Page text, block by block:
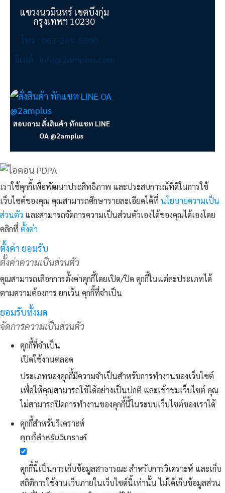
แขวงนวมินทร์ เขตบึงกุ่ม
กรุงเทพฯ 10230
โทร : 063-269-5000
อีเมล์ : info@2amplus.com
สอบถาม สั่งสินค้า ทักแชท LINE
OA @2amplus
เราใช้คุกกี้เพื่อพัฒนาประสิทธิภาพ และประสบการณ์ที่ดีในการใช้
เว็บไซต์ของคุณ คุณสามารถศึกษารายละเอียดได้ที่ นโยบายความเป็น
ส่วนตัว และสามารถจัดการความเป็นส่วนตัวเองได้ของคุณได้เองโดย
คลิกที่ ตั้งค่า
ตั้งค่า ยอมรับ
ตั้งค่าความเป็นส่วนตัว
คุณสามารถเลือกการตั้งค่าคุกกี้โดยเปิด/ปิด คุกกี้ในแต่ละประเภทได้
ตามความต้องการ ยกเว้น คุกกี้ที่จำเป็น
ยอมรับทั้งมด
จัดการความเป็นส่วนตัว
คุกกี้ที่จำเป็น
เปิดใช้งานตลอด
ประเภทของคุกกี้มีความจำเป็นสำหรับการทำงานของเว็บไซต์
เพื่อให้คุณสามารถใช้ได้อย่างเป็นปกติ และเข้าชมเว็บไซต์ คุณ
ไม่สามารถปิดการทำงานของคุกกี้นี้ในระบบเว็บไซต์ของเราได้
คุกกี้สำหรับวิเคราะห์
คุกกี้สำหรับวิเคราะห์
คุกกี้นี้เป็นการเก็บข้อมูลสาธารณะ สำหรับการวิเคราะห์ และเก็บ
สถิติการใช้งานเว็บภายในเว็บไซด์นี้เท่านั้น ไม่ได้เก็บข้อมูลส่วน